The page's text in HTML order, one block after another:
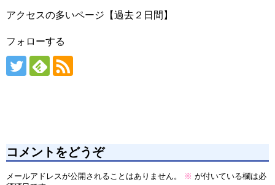
アクセスの多いページ【過去２日間】
フォローする
コメントをどうぞ
メールアドレスが公開されることはありません。 ※ が付いている欄は必